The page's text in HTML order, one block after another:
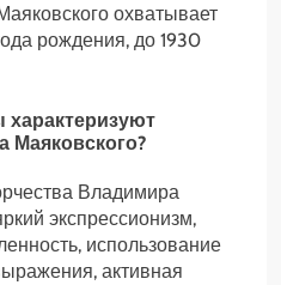
охватывает
рождения, до 1930
характеризуют
Маяковского?
Владимира
экспрессионизм,
использование
активная